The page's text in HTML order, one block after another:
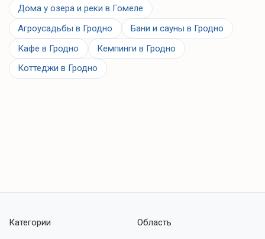
Дома у озера и реки в Гомеле
Агроусадьбы в Гродно
Бани и сауны в Гродно
Кафе в Гродно
Кемпинги в Гродно
Коттеджи в Гродно
Категории Область